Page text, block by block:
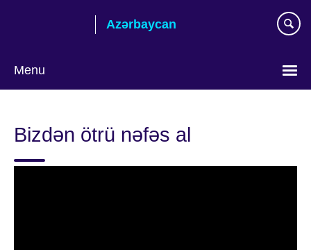
Azərbaycan
Menu
language
Bizdən ötrü nəfəs al